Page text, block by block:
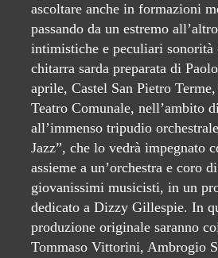
ascoltare anche in formazioni
passando da un estremo
intimistiche e peculiari sonorità
chitarra sarda preparata di
aprile, Castel San Pietro Terme,
Teatro Comunale, nell’ambito
all’immenso tripudio
Jazz”, che lo vedrà impegnato
assieme a un’orchestra e coro
giovanissimi musicisti, in un
dedicato a Dizzy Gillespie. In
produzione originale saranno
Tommaso Vittorini, Ambrogio